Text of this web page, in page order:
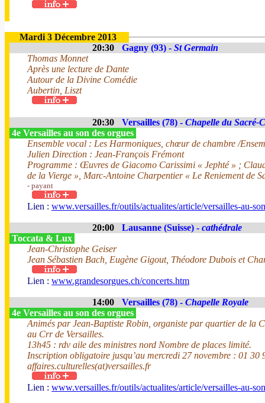
Mardi 3 Décembre 2013
20:30
Gagny (93) - St Germain
Thomas Monnet
Après une lecture de Dante
Autour de la Divine Comédie
Aubertin, Liszt
20:30 Versailles (78) - Chapelle du Sacré-
4e Versailles au son des orgues
Ensemble vocal : Les Harmoniques, chœur de chambre /
Julien Direction : Jean-François Frémont
Programme : Œuvres de Giacomo Carissimi « Jephté » ;
de la Vierge », Marc-Antoine Charpentier « Le Reniement de
- payant
Lien : www.versailles.fr/outils/actualites/article/versailles-au-
20:00 Lausanne (Suisse) - cathédrale
Toccata & Lux
Jean-Christophe Geiser
Jean Sébastien Bach, Eugène Gigout, Théodore Dubois et
Lien : www.grandesorgues.ch/concerts.htm
14:00 Versailles (78) - Chapelle Royale
4e Versailles au son des orgues
Animés par Jean-Baptiste Robin, organiste par quartier de la
au Crr de Versailles.
13h45 : rdv aile des ministres nord Nombre de places limité.
Inscription obligatoire jusqu’au mercredi 27 novembre : 01 30
affaires.culturelles(at)versailles.fr
Lien : www.versailles.fr/outils/actualites/article/versailles-au-